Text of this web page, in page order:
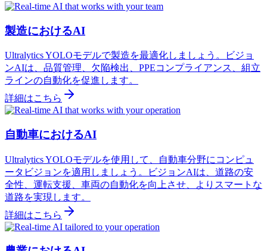
製造におけるAI
Ultralytics YOLOモデルで製造を最適化しましょう。ビジョ
ンAIは、品質管理、欠陥検出、PPEコンプライアンス、組立
ラインの自動化を促進します。
詳細はこちら
自動車におけるAI
Ultralytics YOLOモデルを使用して、自動車分野にコンピュ
ータビジョンを適用しましょう。ビジョンAIは、道路の安
全性、運転支援、車両の自動化を向上させ、よりスマートな
道路を実現します。
詳細はこちら